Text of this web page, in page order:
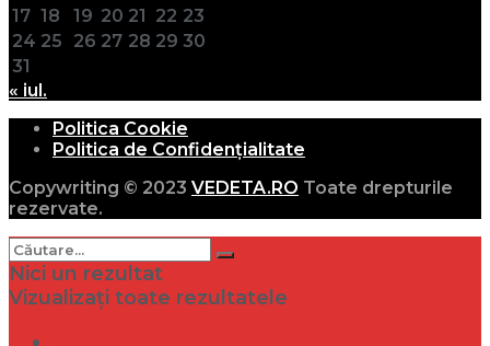
17 18 19 20 21 22 23
24 25 26 27 28 29 30
31
« iul.
Politica Cookie
Politica de Confidențialitate
Copywriting © 2023 VEDETA.RO Toate drepturile
rezervate.
Nici un rezultat
Vizualizați toate rezultatele